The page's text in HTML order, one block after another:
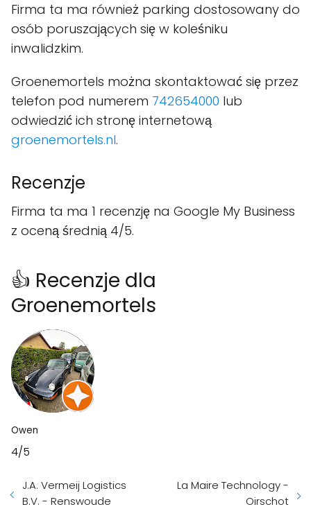
Firma ta ma również parking dostosowany do
osób poruszających się w koleśniku
inwalidzkim.
Groenemortels można skontaktować się przez
telefon pod numerem 742654000 lub
odwiedzić ich stronę internetową
groenemortels.nl.
Recenzje
Firma ta ma 1 recenzję na Google My Business
z oceną średnią 4/5.
👍 Recenzje dla
Groenemortels
Owen
4/5
J.A. Vermeij Logistics
B.V. - Renswoude
La Maire Technology -
Oirschot